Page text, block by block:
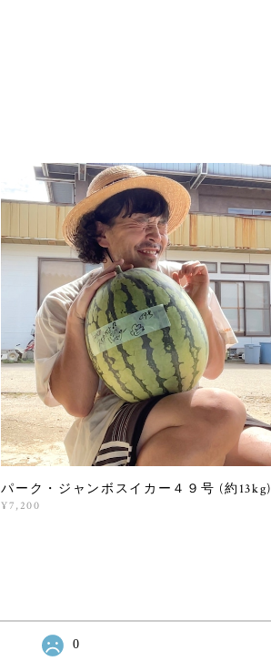
パーク・ジャンボスイカー４９号 (約13kg)
¥7,200
0